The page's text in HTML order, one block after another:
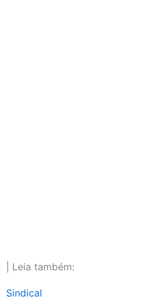
| Leia também:
Sindical